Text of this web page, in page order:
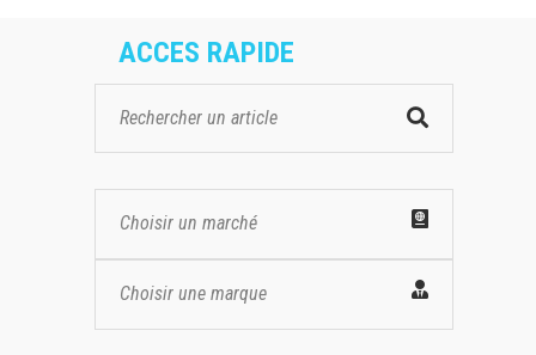
ACCES RAPIDE
Choisir un marché
Choisir une marque